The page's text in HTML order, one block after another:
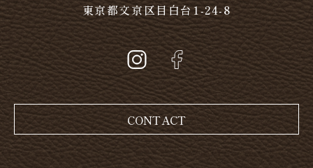
東京都文京区目白台1-24-8
CONTACT